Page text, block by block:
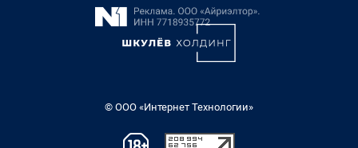
© ООО «Интернет Технологии»